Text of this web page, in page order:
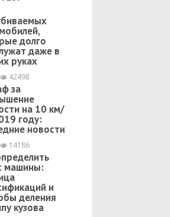
долго
даже в
руках
42498
за
на 10 км/
году:
новости
14186
машины:
и
деления
кузова